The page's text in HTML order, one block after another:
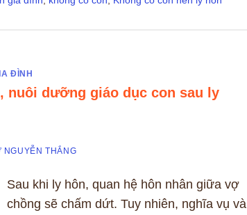
ĐÌNH
nuôi dưỡng giáo dục con sau ly
NGUYỄN THẮNG
Sau khi ly hôn, quan hệ hôn nhân giữa vợ
chồng sẽ chấm dứt. Tuy nhiên, nghĩa vụ và